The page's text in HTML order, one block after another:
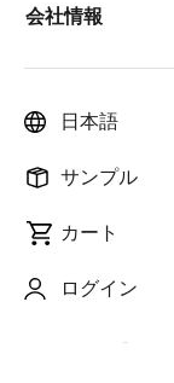
会社情報
日本語
サンプル
カート
ログイン